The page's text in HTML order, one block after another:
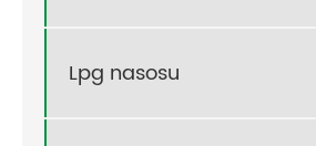
Lpg nasosu